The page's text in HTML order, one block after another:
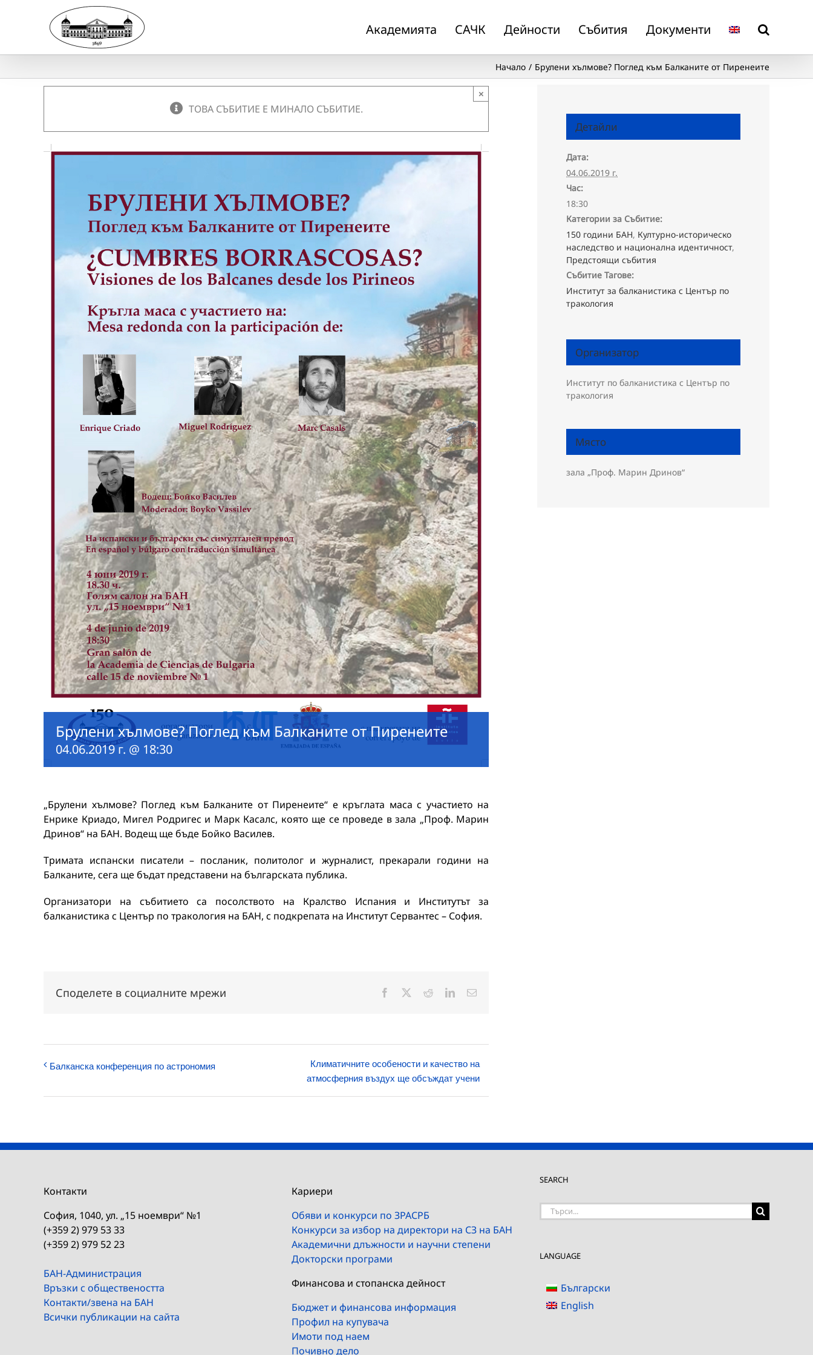
Академията САЧК Дейности Събития Документи
Начало Брулени хълмове? Поглед към Балканите от Пиренеите
ТОВА СЪБИТИЕ Е МИНАЛО СЪБИТИЕ.
×
Брулени хълмове? Поглед към Балканите от Пиренеите
04.06.2019 г. @ 18:30
„Брулени хълмове? Поглед към Балканите от Пиренеите“ е кръглата маса с участието на
Енрике Криадо, Мигел Родригес и Марк Касалс, която ще се проведе в зала „Проф. Марин
Дринов“ на БАН. Водещ ще бъде Бойко Василев.
Тримата испански писатели – посланик, политолог и журналист, прекарали години на
Балканите, сега ще бъдат представени на българската публика.
Организатори на събитието са посолството на Кралство Испания и Институтът за
балканистика с Център по тракология на БАН, с подкрепата на Институт Сервантес – София.
Споделете в социалните мрежи Facebook RedditLinkedInЕлектронна
Балканска конференция по астрономия
Климатичните особености и качество на
атмосферния въздух ще обсъждат учени
Детайли
Дата:
04.06.2019 г.
Час:
18:30
Категории за Събитие:
150 години БАН, Културно-историческо
наследство и национална идентичност,
Предстоящи събития
Събитие Тагове:
Институт за балканистика с Център по
тракология
Организатор
Институт по балканистика с Център по
тракология
Място
зала „Проф. Марин Дринов“
Контакти
София, 1040, ул. „15 ноември“ №1
(+359 2) 979 53 33
(+359 2) 979 52 23
БАН-Администрация
Връзки с обществеността
Контакти/звена на БАН
Всички публикации на сайта
Кариери
Обяви и конкурси по ЗРАСРБ
Конкурси за избор на директори на СЗ на БАН
Академични длъжности и научни степени
Докторски програми
Финансова и стопанска дейност
Бюджет и финансова информация
Профил на купувача
Имоти под наем
Почивно дело
SEARCH
Търсене
LANGUAGE
Български
English